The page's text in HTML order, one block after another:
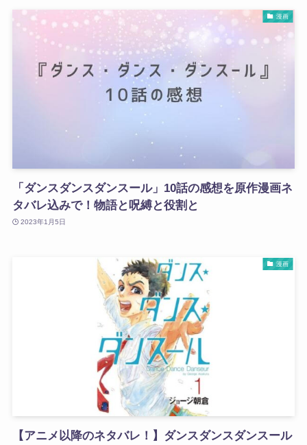
漫画
「ダンスダンスダンスール」10話の感想を原作漫画ネ
タバレ込みで！物語と呪縛と役割と
2023年1月5日
漫画
【アニメ以降のネタバレ！】ダンスダンスダンスール